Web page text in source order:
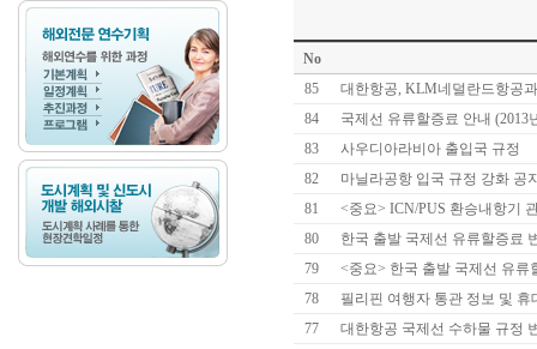
No
85
대한항공, KLM네덜란드항공
84
국제선 유류할증료 안내 (2013
83
사우디아라비아 출입국 규정
82
마닐라공항 입국 규정 강화 공
81
<중요> ICN/PUS 환승내항기
80
한국 출발 국제선 유류할증료
79
<중요> 한국 출발 국제선 유류
78
필리핀 여행자 통관 정보 및
77
대한항공 국제선 수하물 규정